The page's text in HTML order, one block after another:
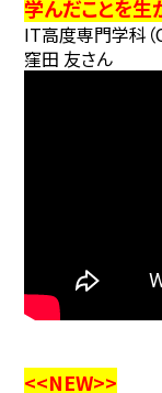
学んだことを生
IT高度専門学科（
窪田 友さん
<<NEW>>